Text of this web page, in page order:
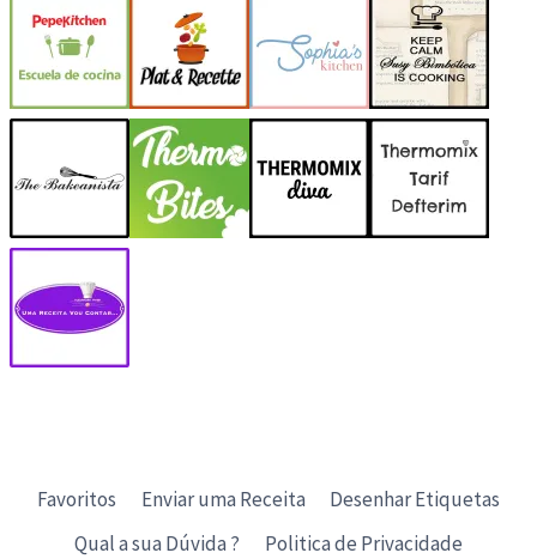
Favoritos Enviar uma Receita
Desenhar Etiquetas
Qual a sua Dúvida ?
Politica de Privacidade